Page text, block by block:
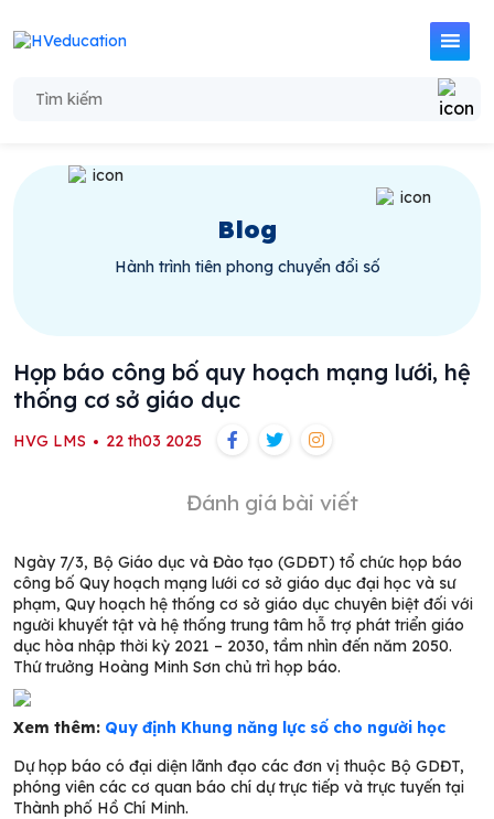
Blog
Hành trình tiên phong chuyển đổi số
Họp báo công bố quy hoạch mạng lưới, hệ
thống cơ sở giáo dục
HVG LMS 22 th03 2025
Đánh giá bài viết
Ngày 7/3, Bộ Giáo dục và Đào tạo (GDĐT) tổ chức họp báo
công bố Quy hoạch mạng lưới cơ sở giáo dục đại học và sư
phạm, Quy hoạch hệ thống cơ sở giáo dục chuyên biệt đối với
người khuyết tật và hệ thống trung tâm hỗ trợ phát triển giáo
dục hòa nhập thời kỳ 2021 – 2030, tầm nhìn đến năm 2050.
Thứ trưởng Hoàng Minh Sơn chủ trì họp báo.
Xem thêm: Quy định Khung năng lực số cho người học
Dự họp báo có đại diện lãnh đạo các đơn vị thuộc Bộ GDĐT,
phóng viên các cơ quan báo chí dự trực tiếp và trực tuyến tại
Thành phố Hồ Chí Minh.